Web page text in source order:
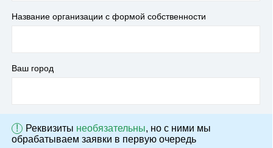
Название организации с формой собственности
Ваш город
! Реквизиты необязательны, но с ними мы
обрабатываем заявки в первую очередь